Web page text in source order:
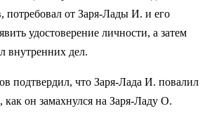
потребовал от Заря-Лады И. и его
удостоверение личности, а затем
внутренних дел.
подтвердил, что Заря-Лада И. повалил
как он замахнулся на Заря-Ладу О.